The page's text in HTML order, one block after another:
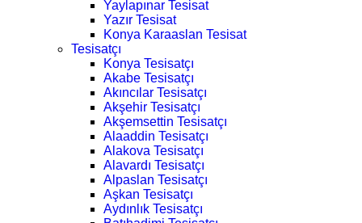
Yaylapınar Tesisat
Yazır Tesisat
Konya Karaaslan Tesisat
Tesisatçı
Konya Tesisatçı
Akabe Tesisatçı
Akıncılar Tesisatçı
Akşehir Tesisatçı
Akşemsettin Tesisatçı
Alaaddin Tesisatçı
Alakova Tesisatçı
Alavardı Tesisatçı
Alpaslan Tesisatçı
Aşkan Tesisatçı
Aydınlık Tesisatçı